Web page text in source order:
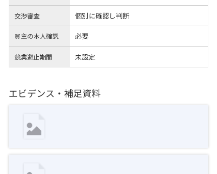
交渉審査 個別に確認し判断
買主の本人確認 必要
競業避止期間 未設定
エビデンス・補足資料